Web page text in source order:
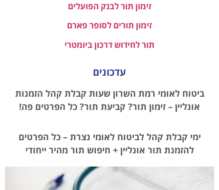
זימון תור לבנק הפועלים
זימון תורים לסופר פארם
תור לחידוש דרכון ביומטרי
עדכונים
ביטוח לאומי רמת השרון שעות קבלת קהל הזמנות
אונליין – זימון תור? קביעת תור? כל הפרטים פה!
ימי קבלת קהל לביטוח לאומי נצרת – כל הפרטים
להזמנת תור אונליין + חיפוש תור מהיר ייחודי